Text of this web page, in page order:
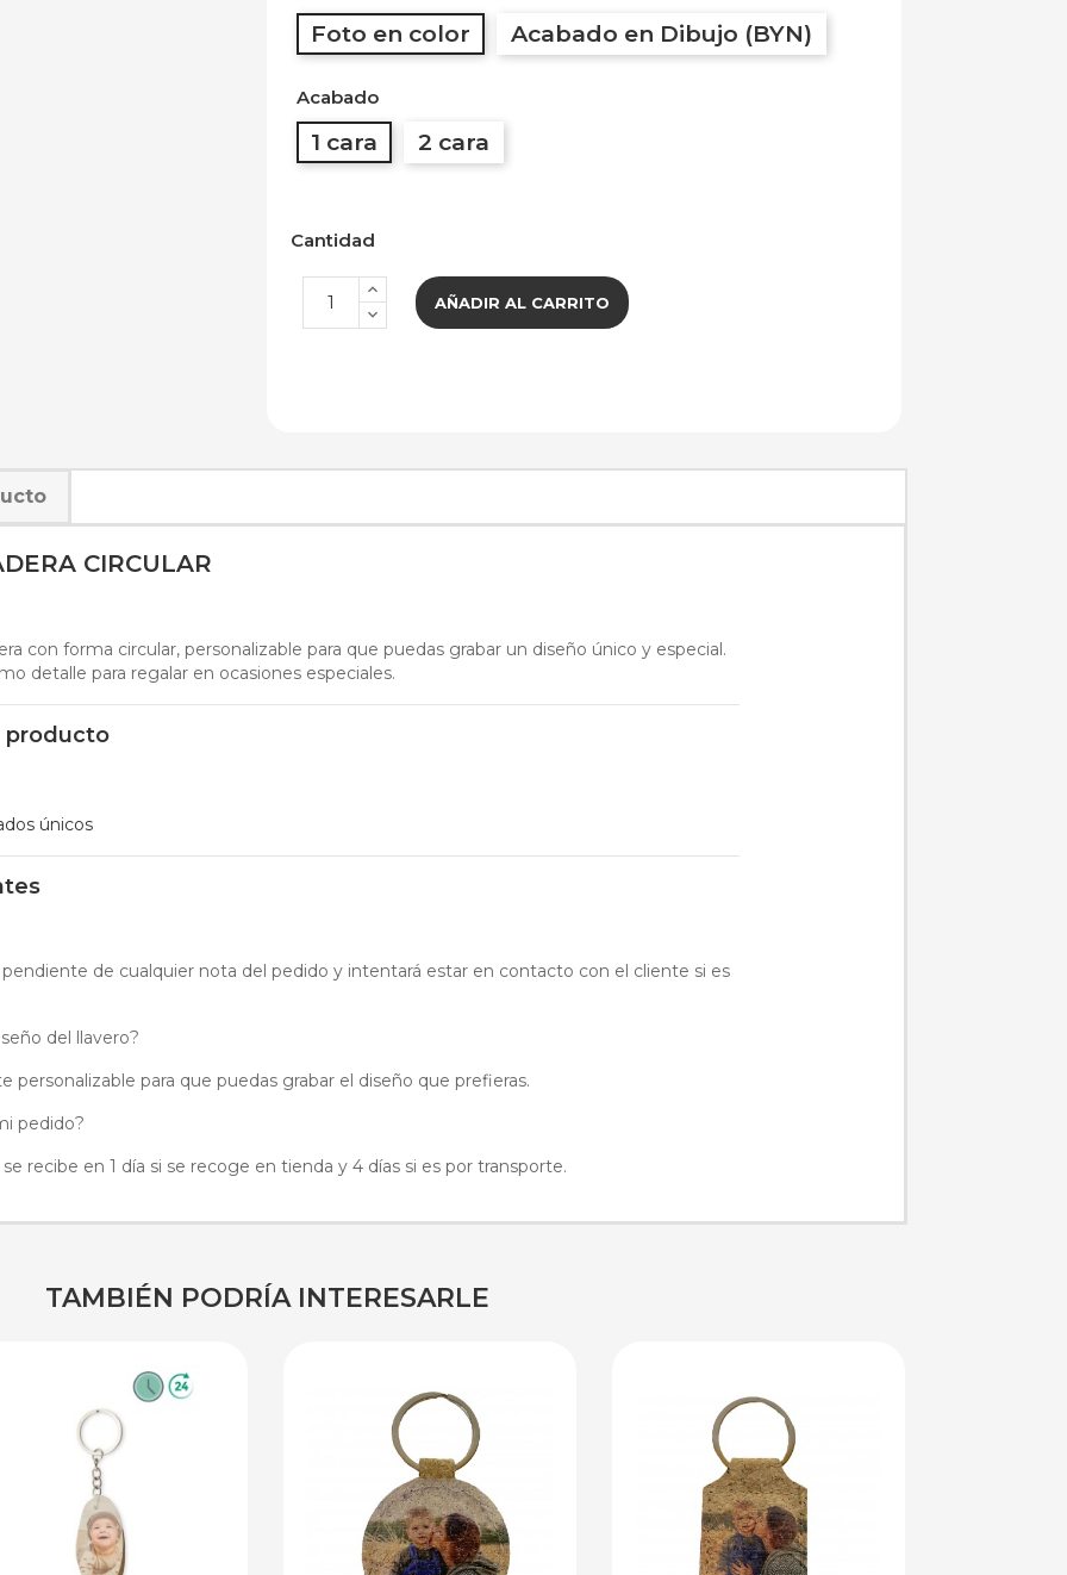
Foto en color Acabado en Dibujo (BYN)
Acabado
1 cara 2 cara
Cantidad
AÑADIR AL CARRITO
CIRCULAR
con forma circular, personalizable para que puedas grabar un diseño único y especial.
detalle para regalar en ocasiones especiales.
producto
únicos
de cualquier nota del pedido y intentará estar en contacto con el cliente si es
del llavero?
personalizable para que puedas grabar el diseño que prefieras.
pedido?
recibe en 1 día si se recoge en tienda y 4 días si es por transporte.
TAMBIÉN PODRÍA INTERESARLE